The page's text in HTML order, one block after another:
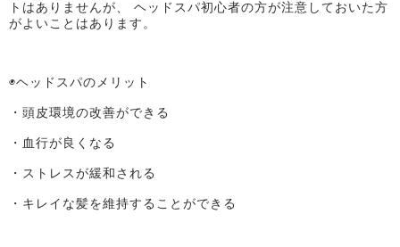
トはありませんが、 ヘッドスパ初心者の方が注意しておいた方
がよいことはあります。
◉ヘッドスパのメリット
・頭皮環境の改善ができる
・血行が良くなる
・ストレスが緩和される
・キレイな髪を維持することができる